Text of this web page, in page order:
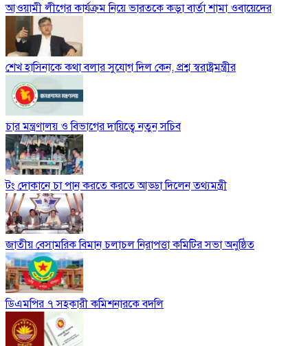
আওয়ামী লীগের কার্যক্রম নিয়ে ভারতকে কড়া বার্তা শামা ওবায়েদের
শেখ হাসিনাকে কথা বলার সুযোগ দিল কেন, প্রশ্ন স্বরাষ্ট্রমন্ত্রীর
চার মন্ত্রণালয় ও বিভাগের দায়িত্বে নতুন সচিব
টং দোকানে চা পান করতে করতে আড্ডা দিলেন তথ্যমন্ত্রী
জাতীয় বেসামরিক বিমান চলাচল নিরাপত্তা কমিটির সভা অনুষ্ঠিত
ডিএমপির ৭ সহকারী কমিশনারকে বদলি